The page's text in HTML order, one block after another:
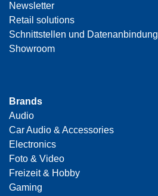
Newsletter
Retail solutions
Schnittstellen und Datenanbindung
Showroom
Brands
Audio
Car Audio & Accessories
Electronics
Foto & Video
Freizeit & Hobby
Gaming